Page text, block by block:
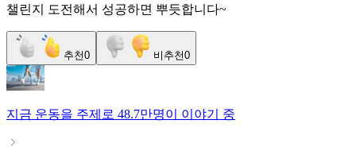
챌린지 도전해서 성공하면 뿌듯합니다~
추천0 비추천0
지금 운동을 주제로 48.7만명이 이야기 중